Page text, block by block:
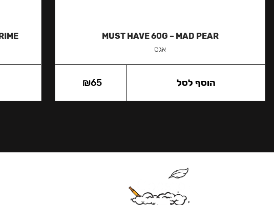
MUST HAVE 60G – MAD PEAR
אגס
₪65 הוסף לסל